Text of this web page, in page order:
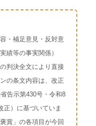
・補足意見・反対意
績等の事実関係）
判決全文により直接
の条文内容は、改正
告示第430号・令和8
正）に基づいていま
賞」の各項目が今回